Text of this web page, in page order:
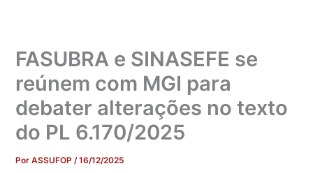
FASUBRA e SINASEFE se
reúnem com MGI para
debater alterações no texto
do PL 6.170/2025
PorASSUFOP/16/12/2025